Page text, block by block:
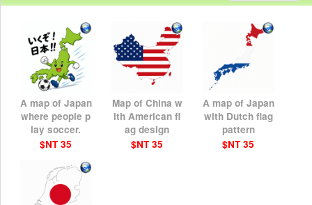
A map of Japan
where people p
lay soccer.
$NT 35
Map of China w
ith American fl
ag design
$NT 35
A map of Japan
with Dutch flag
pattern
$NT 35